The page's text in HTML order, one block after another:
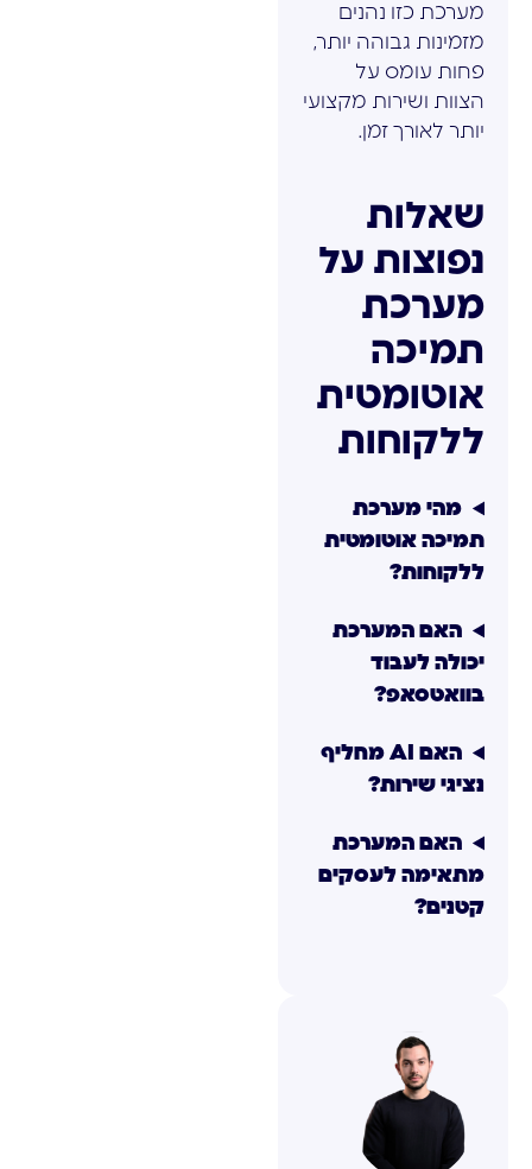
מערכת כזו נהנים
מזמינות גבוהה יותר,
פחות עומס על
הצוות ושירות מקצועי
יותר לאורך זמן.
שאלות
נפוצות על
מערכת
תמיכה
אוטומטית
ללקוחות
מהי מערכת
תמיכה אוטומטית
ללקוחות?
האם המערכת
יכולה לעבוד
בוואטסאפ?
האם AI מחליף
נציגי שירות?
האם המערכת
מתאימה לעסקים
קטנים?